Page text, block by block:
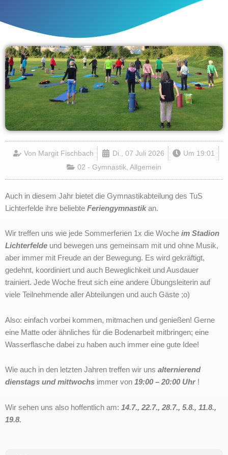
Von Margit Fischbach Di., 07 Juli 2026 Um 19:01
02 - Gymnastik Allgemein
Auch in diesem Jahr bietet die Gymnastikabteilung des TuS
Lichterfelde ihre beliebte Feriengymnastikan.
Wir treffen uns wie jede Sommerferien 1x die Woche im Stadion
Lichterfelde und bewegen uns gemeinsam mit und ohne Musik,
aber immer mit Freude an der Bewegung. Es wird gekräftigt,
gedehnt, koordiniert und auch Beweglichkeit und Ausdauer
trainiert. Jede Woche freut sich eine andere Übungsleiterin auf
viele Teilnehmende aller Abteilungen und auch Gäste ;o)
Also: einfach vorbei kommen, mitmachen und genießen! Gerne
eine Matte oder ähnliches für die Bodenarbeit mitbringen; eine
Wasserflasche dabei zu haben auch immer eine gute Idee!
Wie auch in den letzten Jahren treffen wir uns alternierend
dienstags und mittwochs immer von 19:00 – 20:00 Uhr!
Wir sehen uns also hoffentlich am: 14.7., 22.7., 28.7., 5.8., 11.8.,
19.8.